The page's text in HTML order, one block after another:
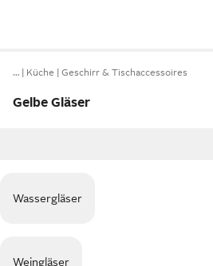
… Küche Geschirr & Tischaccessoires
Gelbe Gläser
Wassergläser
Weingläser